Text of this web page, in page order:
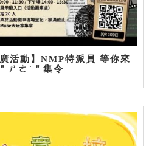
活動】NMP特派員 等你來
ㄕㄜˋ＂集令